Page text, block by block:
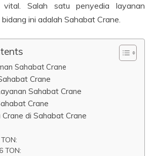
vital. Salah satu penyedia layanan
ini adalah Sahabat Crane.
Sahabat Crane
Crane
Sahabat Crane
Crane
di Sahabat Crane
TON: